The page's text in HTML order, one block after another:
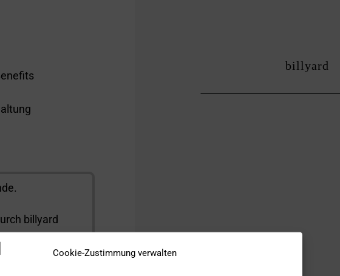
Cookie-Zustimmung verwalten
billyard
zur